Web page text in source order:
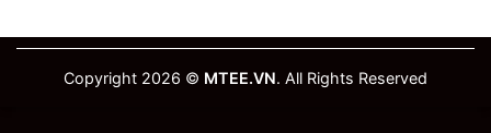
Copyright 2026 © MTEE.VN. All Rights Reserved